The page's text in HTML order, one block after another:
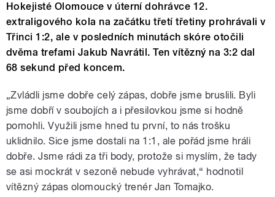
Hokejisté Olomouce v úterní dohrávce 12.
extraligového kola na začátku třetí třetiny prohrávali v
Třinci 1:2, ale v posledních minutách skóre otočili
dvěma trefami Jakub Navrátil. Ten vítězný na 3:2 dal
68 sekund před koncem.
„Zvládli jsme dobře celý zápas, dobře jsme bruslili. Byli
jsme dobří v soubojích a i přesilovkou jsme si hodně
pomohli. Využili jsme hned tu první, to nás trošku
uklidnilo. Sice jsme dostali na 1:1, ale pořád jsme hráli
dobře. Jsme rádi za tři body, protože si myslím, že tady
se asi mockrát v sezoně nebude vyhrávat,“ hodnotil
vítězný zápas olomoucký trenér Jan Tomajko.